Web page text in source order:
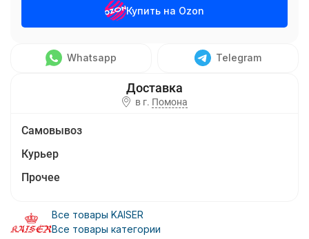
Купить на Ozon
Whatsapp Telegram
в г. Помона
Самовывоз
Курьер
Прочее
Все товары KAISER
Все товары категории